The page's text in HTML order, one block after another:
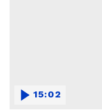
15:02